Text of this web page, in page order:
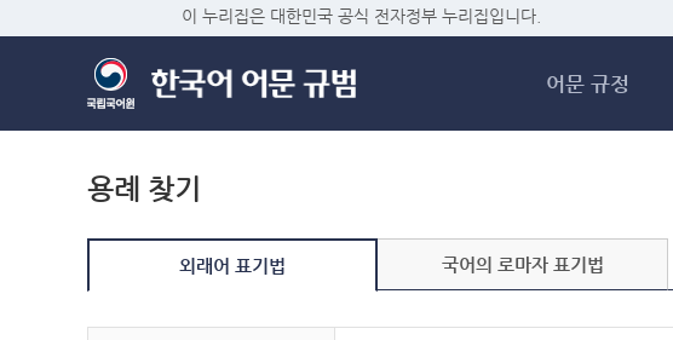
이 누리집은 대한민국 공식 전자정부 누리집입니다.
어문 규정
용례 찾기
외래어 표기법 국어의 로마자 표기법